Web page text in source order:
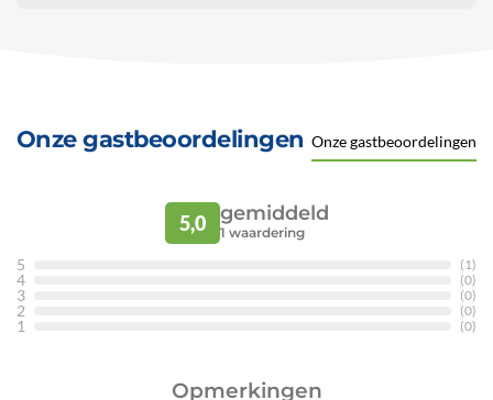
Onze gastbeoordelingen Onze gastbeoordelingen
5,0 gemiddeld
1 waardering
5 (1)
4 (0)
3 (0)
2 (0)
1 (0)
Opmerkingen